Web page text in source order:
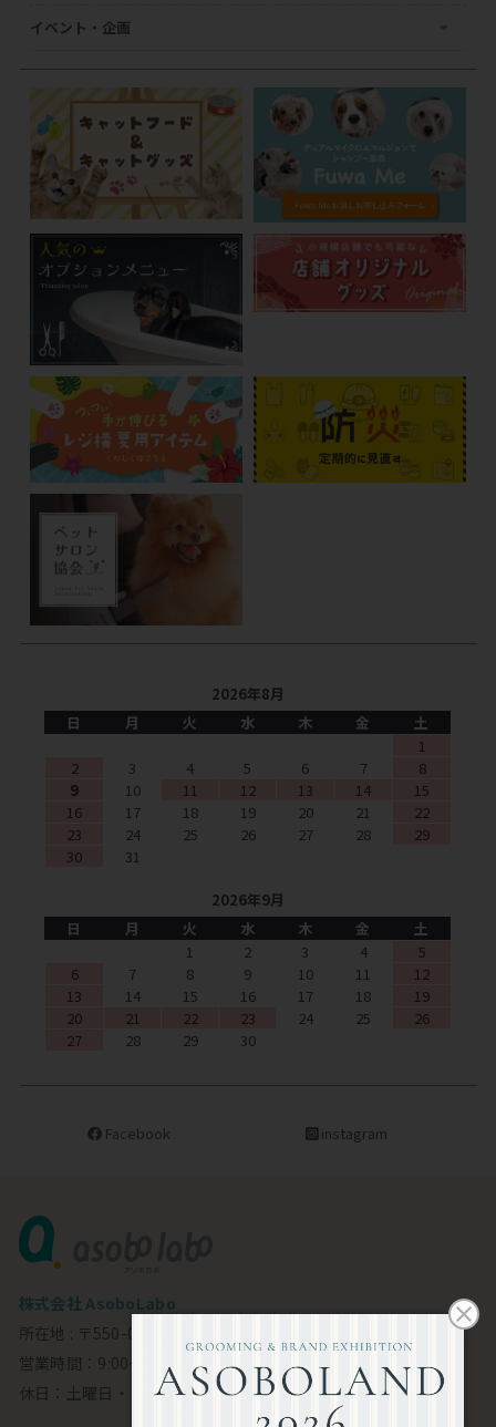
イベント・企画
2026年8月
日
月 火 水 木 金
土
1
2
3 4 5 6 7
8
9
10 11 12 13 14
15
16
17 18 19 20 21
22
23
24 25 26 27 28
29
30
31
2026年9月
日
月 火 水 木 金
土
1
2 3 4
5
6
7 8 9 10 11
12
13
14 15 16 17 18
19
20
21 22 23 24 25
26
27
28 29 30
Facebook instagram
株式会社 AsoboLabo
所在地 : 〒550-0002 大阪市西区江戸堀1-23-11 6F
営業時間：9:00～18:00
休日：土曜日・日曜日・祝日